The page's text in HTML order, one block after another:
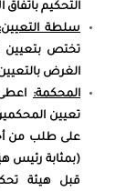
التحكيم
سلطة
تختص بتعيين
الغرض
المحكمة:
تعيين
على طلب من
(بمثابة رئيس
قبل هيئة